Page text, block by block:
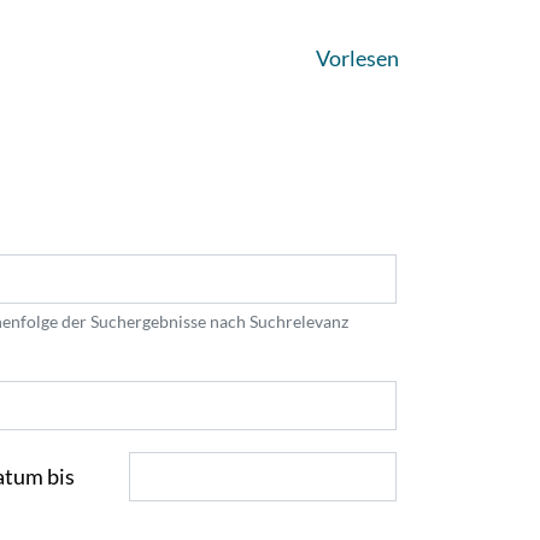
Vorlesen
der Suchergebnisse nach Suchrelevanz
bis